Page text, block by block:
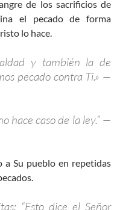
de los sacrificios de
el pecado de forma
lo hace.
y también la de
pecado contra Ti.» —
hace caso de la ley.” —
a Su pueblo en repetidas
“Esto dice el Señor